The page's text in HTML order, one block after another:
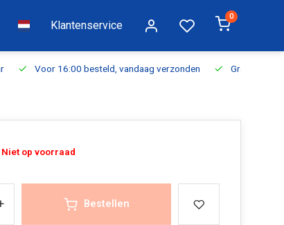
Klantenservice
0
Voor 16:00 besteld, vandaag verzonden Gratis
Niet op voorraad
Bestellen